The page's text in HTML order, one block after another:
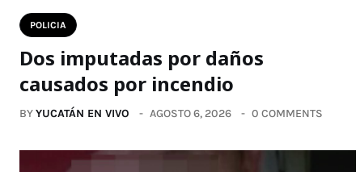
POLICIA
Dos imputadas por daños
causados por incendio
BYYUCATÁN EN VIVO AGOSTO 6, 2026 0 COMMENTS